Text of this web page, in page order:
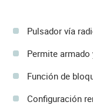
Pulsador vía
Permite
Función de
Configuración